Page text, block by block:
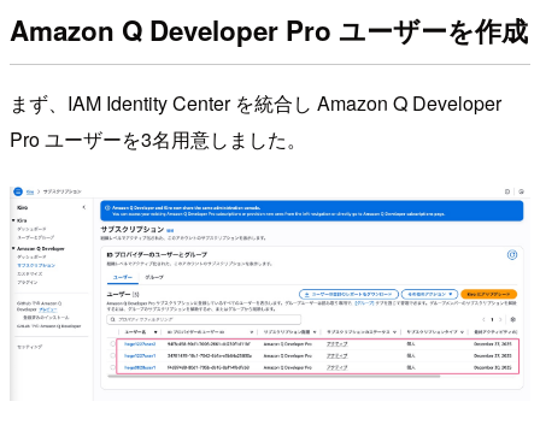
Amazon Q Developer Pro ユーザーを作成
まず、IAM Identity Center を統合し Amazon Q Developer
Pro ユーザーを3名用意しました。